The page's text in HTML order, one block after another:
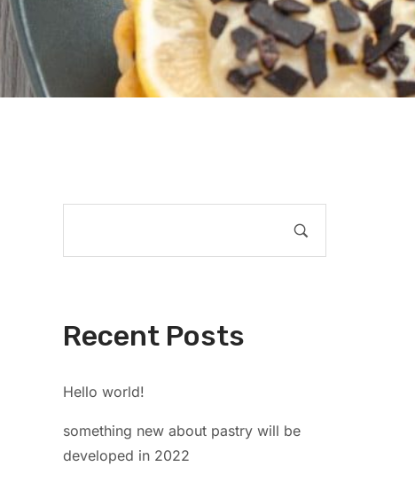
Recent Posts
Hello world!
something new about pastry will be
developed in 2022